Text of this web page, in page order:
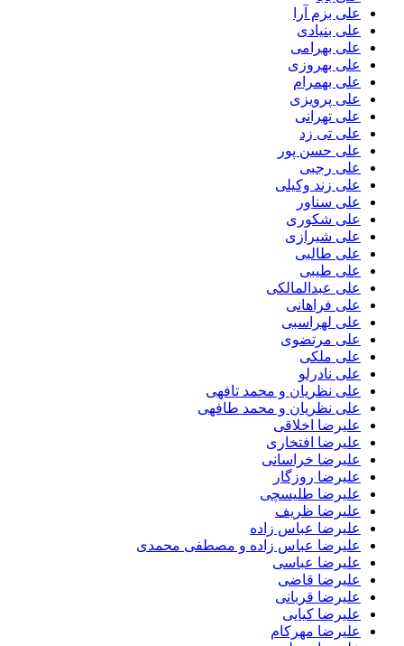
علی بزم آرا
علی بنیادی
علی بهرامی
علی بهروزی
علی بهمرام
علی پرویزی
علی تهرانی
علی تی زد
علی حسن پور
علی رجبی
علی زند وکیلی
علی سناور
علی شکوری
علی شیرازی
علی طالبی
علی طیبی
علی عبدالمالکی
علی فراهانی
علی لهراسبی
علی مرتضوی
علی ملکی
علی نادرلو
علی نظریان و محمد تافهی
علی نظریان و محمد طافهی
علیرضا اخلاقی
علیرضا افتخاری
علیرضا خراسانی
علیرضا روزگار
علیرضا طلیسچی
علیرضا ظریف
علیرضا عباس زاده
علیرضا عباس زاده و مصطفی محمدی
علیرضا عباسی
علیرضا قاضی
علیرضا قربانی
علیرضا کیایی
علیرضا مهرکام